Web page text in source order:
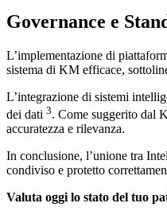
Governance e
L’implementazione di
sistema di KM efficace,
L’integrazione di sistemi
dei dati 3. Come suggerito dal
accuratezza e rilevanza.
In conclusione, l’unione tra
condiviso e protetto
Valuta oggi lo stato del tuo